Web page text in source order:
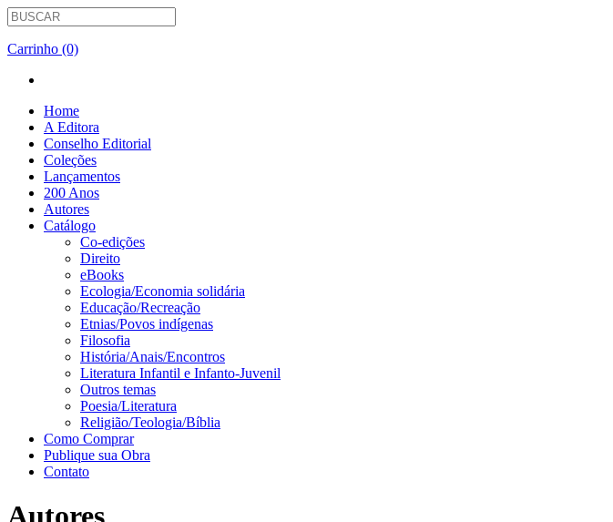
Carrinho (0)
Home
A Editora
Conselho Editorial
Coleções
Lançamentos
200 Anos
Autores
Catálogo
Co-edições
Direito
eBooks
Ecologia/Economia solidária
Educação/Recreação
Etnias/Povos indígenas
Filosofia
História/Anais/Encontros
Literatura Infantil e Infanto-Juvenil
Outros temas
Poesia/Literatura
Religião/Teologia/Bíblia
Como Comprar
Publique sua Obra
Contato